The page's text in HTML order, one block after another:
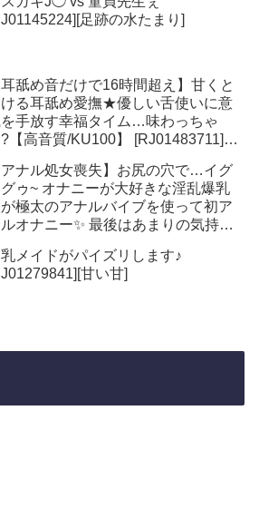
足跡の水たまり]
耳舐め音だけで16時間超え】甘くと
る耳舐め愛撫★優しい舌使いに意
手放す幸福タイム…味わっちゃ
【高音質/KU100】 [RJ01483711]
アナル処女喪失】お尻の穴で…イグ
ゥ~ オナニーが大好きな淫乱爆乳
極太のアナルバイブを使って初ア
ナニー✨ 最後はあまりの気持ち
メイドがパイズリします♪
甘い甘]